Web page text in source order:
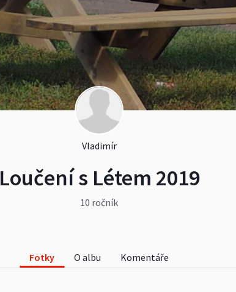
Vladimír
Loučení s Létem 2019
10 ročník
Fotky O albu Komentáře